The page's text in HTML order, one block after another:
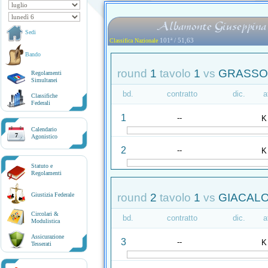
Sedi
Bando
Regolamenti
Simultanei
Classifiche
Federali
7
Calendario
Agonistico
Statuto e
Regolamenti
Giustizia Federale
Circolari &
Modulistica
Assicurazione
Tesserati
Albamonte
Classifica Nazionale 101ª / 51,63
round 1 tavolo 1 vs
bd. contratto dic.
1 -- K
2 -- K
round 2 tavolo 1 vs
bd. contratto dic.
3 -- K